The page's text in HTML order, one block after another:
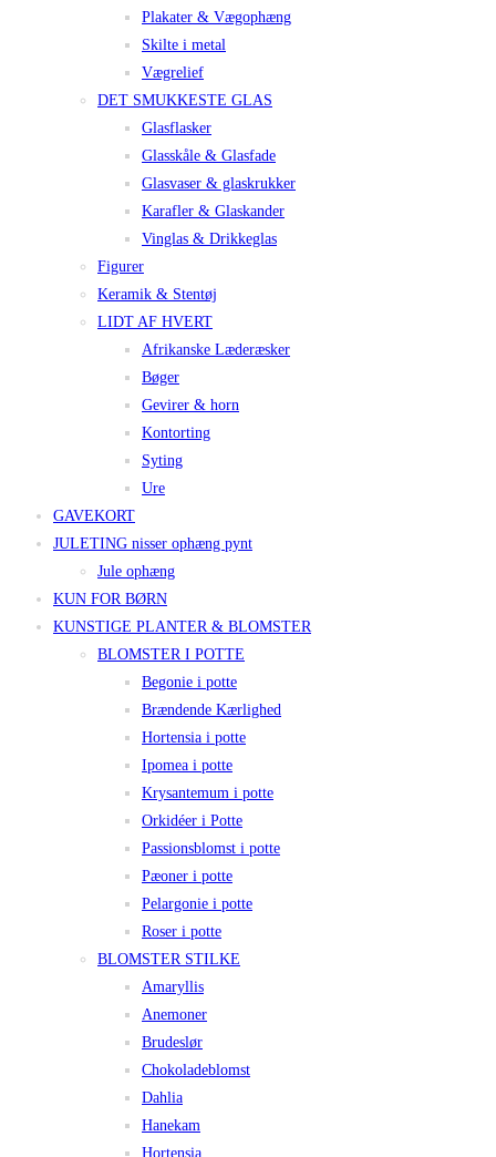
Plakater & Vægophæng
Skilte i metal
Vægrelief
DET SMUKKESTE GLAS
Glasflasker
Glasskåle & Glasfade
Glasvaser & glaskrukker
Karafler & Glaskander
Vinglas & Drikkeglas
Figurer
Keramik & Stentøj
LIDT AF HVERT
Afrikanske Læderæsker
Bøger
Gevirer & horn
Kontorting
Syting
Ure
GAVEKORT
JULETING nisser ophæng pynt
Jule ophæng
KUN FOR BØRN
KUNSTIGE PLANTER & BLOMSTER
BLOMSTER I POTTE
Begonie i potte
Brændende Kærlighed
Hortensia i potte
Ipomea i potte
Krysantemum i potte
Orkidéer i Potte
Passionsblomst i potte
Pæoner i potte
Pelargonie i potte
Roser i potte
BLOMSTER STILKE
Amaryllis
Anemoner
Brudeslør
Chokoladeblomst
Dahlia
Hanekam
Hortensia